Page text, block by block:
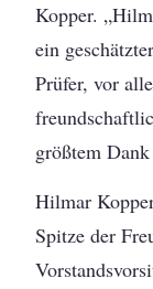
Kopper.
ein
Prüfer, vor
größtem
Hilmar
Spitze der